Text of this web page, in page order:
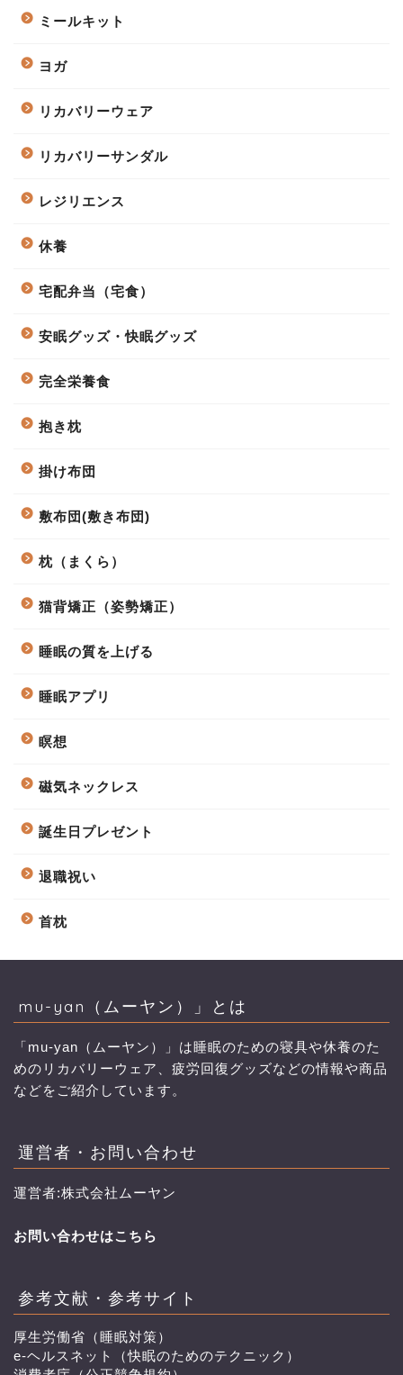
ミールキット
ヨガ
リカバリーウェア
リカバリーサンダル
レジリエンス
休養
宅配弁当（宅食）
安眠グッズ・快眠グッズ
完全栄養食
抱き枕
掛け布団
敷布団(敷き布団)
枕（まくら）
猫背矯正（姿勢矯正）
睡眠の質を上げる
睡眠アプリ
瞑想
磁気ネックレス
誕生日プレゼント
退職祝い
首枕
mu-yan（ムーヤン）」とは
「mu-yan（ムーヤン）」は睡眠のための寝具や休養のた
めのリカバリーウェア、疲労回復グッズなどの情報や商品
などをご紹介しています。
運営者・お問い合わせ
運営者:株式会社ムーヤン
お問い合わせはこちら
参考文献・参考サイト
厚生労働省（睡眠対策）
e-ヘルスネット（快眠のためのテクニック）